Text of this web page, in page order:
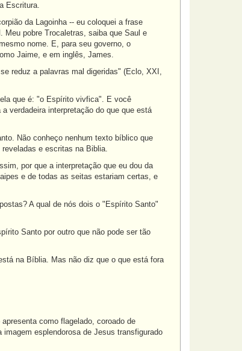
Escritura.
da Lagoinha -- eu coloquei a frase
pobre Trocaletras, saiba que Saul e
nome. E, para seu governo, o
Jaime, e em inglês, James.
reduz a palavras mal digeridas" (Eclo, XXI,
que é: "o Espírito vivfica". E você
verdadeira interpretação do que que está
Não conheço nenhum texto bíblico que
e escritas na Biblia.
por que a interpretação que eu dou da
e de todas as seitas estariam certas, e
A qual de nós dois o "Espírito Santo"
Santo por outro que não pode ser tão
na Bíblia. Mas não diz que o que está fora
como flagelado, coroado de
esplendorosa de Jesus transfigurado